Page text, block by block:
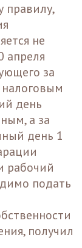
правилу,
не
апреля
за
день
а за
день 1
рабочий
подать
получил